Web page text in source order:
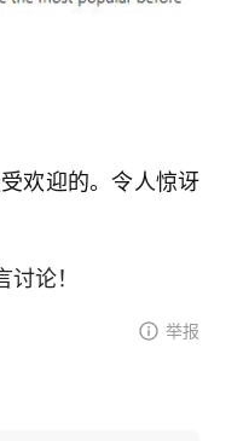
欢迎的。令人惊讶
论！
举报